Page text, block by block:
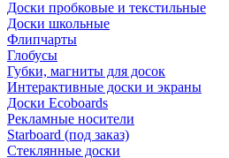
Доски пробковые и текстильные
Доски школьные
Флипчарты
Глобусы
Губки, магниты для досок
Интерактивные доски и экраны
Доски Ecoboards
Рекламные носители
Starboard (под заказ)
Стеклянные доски